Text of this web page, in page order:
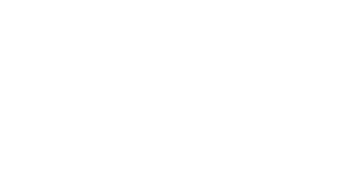
Monetária e Risco Nacional: O Momento Único